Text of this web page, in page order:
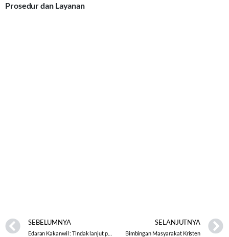
Prosedur dan Layanan
SEBELUMNYA
Edaran Kakanwil : Tindak lanjut pembinaan mental bagi eks anggota GAFATAR
SELANJUTNYA
Bimbingan Masyarakat Kristen